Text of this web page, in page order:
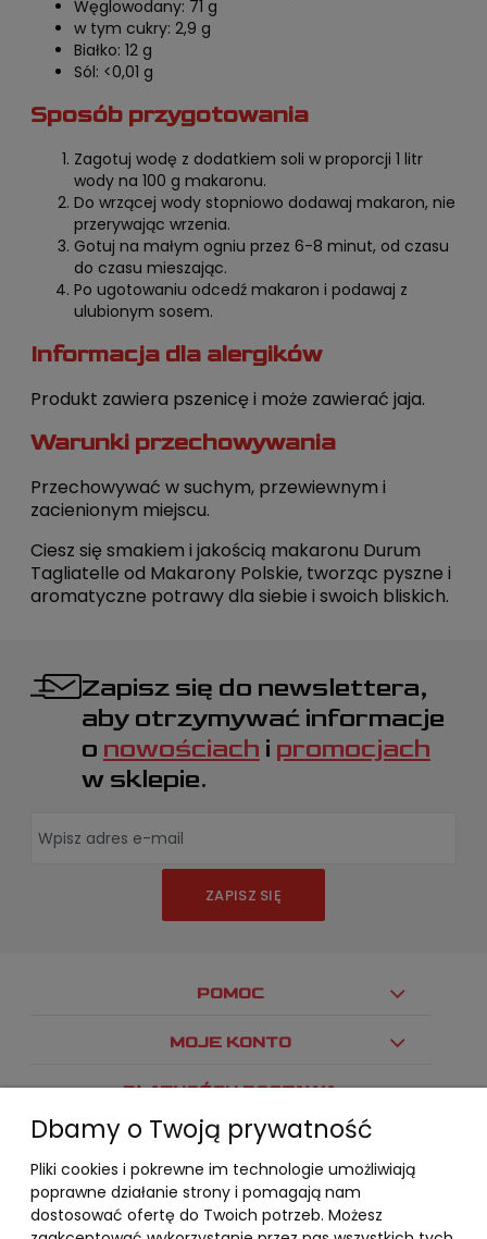
Węglowodany: 71 g
w tym cukry: 2,9 g
Białko: 12 g
Sól: <0,01 g
Sposób przygotowania
Zagotuj wodę z dodatkiem soli w proporcji 1 litr
wody na 100 g makaronu.
Do wrzącej wody stopniowo dodawaj makaron, nie
przerywając wrzenia.
Gotuj na małym ogniu przez 6-8 minut, od czasu
do czasu mieszając.
Po ugotowaniu odcedź makaron i podawaj z
ulubionym sosem.
Informacja dla alergików
Produkt zawiera pszenicę i może zawierać jaja.
Warunki przechowywania
Przechowywać w suchym, przewiewnym i
zacienionym miejscu.
Ciesz się smakiem i jakością makaronu Durum
Tagliatelle od Makarony Polskie, tworząc pyszne i
aromatyczne potrawy dla siebie i swoich bliskich.
Zapisz się do newslettera,
aby otrzymywać informacje
o nowościach i promocjach
w sklepie.
ZAPISZ SIĘ
POMOC
MOJE KONTO
PŁATNOŚCI I DOSTAWA
INFORMACJE
O NAS
Dbamy o Twoją prywatność
Pliki cookies i pokrewne im technologie umożliwiają
poprawne działanie strony i pomagają nam
dostosować ofertę do Twoich potrzeb. Możesz